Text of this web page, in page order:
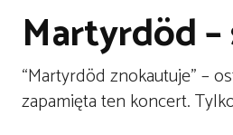
Martyrdöd
“Martyrdöd znokautuje” –
zapamięta ten koncert.